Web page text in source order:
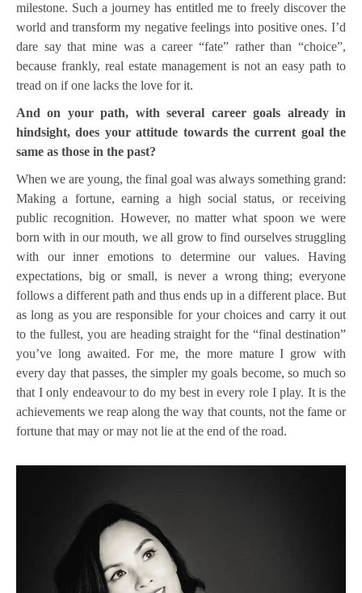
milestone. Such a journey has entitled me to freely discover the
world and transform my negative feelings into positive ones. I’d
dare say that mine was a career “fate” rather than “choice”,
because frankly, real estate management is not an easy path to
tread on if one lacks the love for it.
And on your path, with several career goals already in
hindsight, does your attitude towards the current goal the
same as those in the past?
When we are young, the final goal was always something grand:
Making a fortune, earning a high social status, or receiving
public recognition. However, no matter what spoon we were
born with in our mouth, we all grow to find ourselves struggling
with our inner emotions to determine our values. Having
expectations, big or small, is never a wrong thing; everyone
follows a different path and thus ends up in a different place. But
as long as you are responsible for your choices and carry it out
to the fullest, you are heading straight for the “final destination”
you’ve long awaited. For me, the more mature I grow with
every day that passes, the simpler my goals become, so much so
that I only endeavour to do my best in every role I play. It is the
achievements we reap along the way that counts, not the fame or
fortune that may or may not lie at the end of the road.